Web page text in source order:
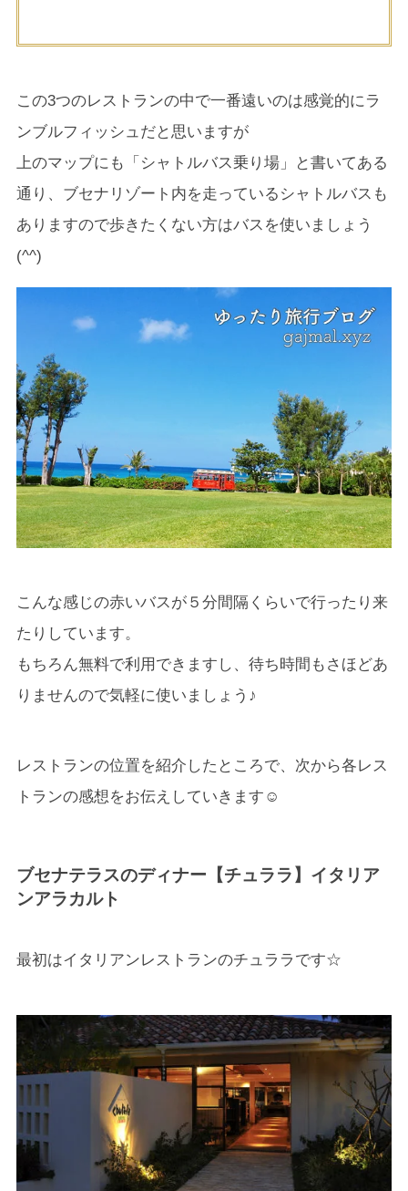
この3つのレストランの中で一番遠いのは感覚的にラ
ンブルフィッシュだと思いますが
上のマップにも「シャトルバス乗り場」と書いてある
通り、ブセナリゾート内を走っているシャトルバスも
ありますので歩きたくない方はバスを使いましょう
(^^)
こんな感じの赤いバスが５分間隔くらいで行ったり来
たりしています。
もちろん無料で利用できますし、待ち時間もさほどあ
りませんので気軽に使いましょう♪
レストランの位置を紹介したところで、次から各レス
トランの感想をお伝えしていきます☺
ブセナテラスのディナー【チュララ】イタリア
ンアラカルト
最初はイタリアンレストランのチュララです☆